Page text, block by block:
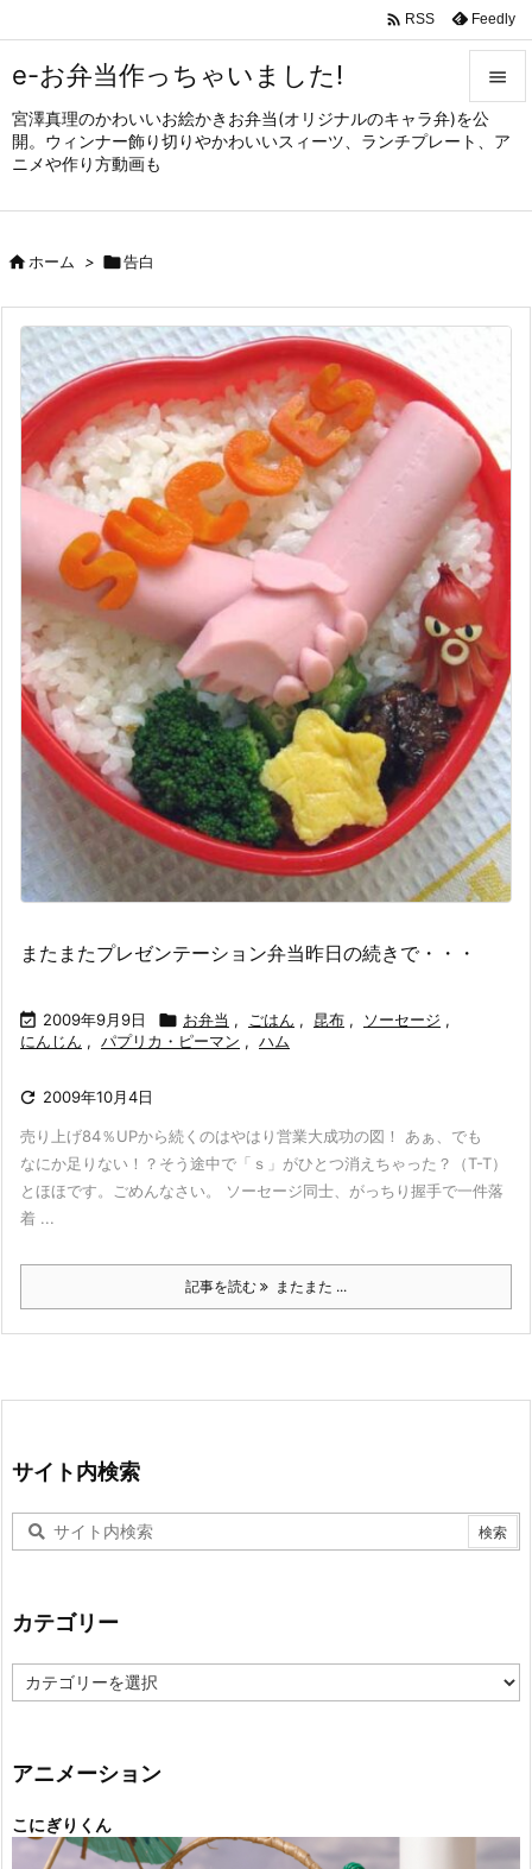
e-お弁当作っちゃいました!
宮澤真理のかわいいお絵かきお弁当(オリジナルのキャラ弁)を公
開。ウィンナー飾り切りやかわいいスィーツ、ランチプレート、ア
ニメや作り方動画も


メニュ
サイド

次へ
 RSS Feedly
ホーム > 告白
またまたプレゼンテーション弁当昨日の続きで・・・
 2009年9月9日  お弁当 , ごはん , 昆布 , ソーセージ ,
にんじん , パプリカ・ピーマン , ハム
 2009年10月4日
売り上げ84％UPから続くのはやはり営業大成功の図！ あぁ、でも
なにか足りない！？そう途中で「ｓ」がひとつ消えちゃった？（T-T）
とほほです。ごめんなさい。 ソーセージ同士、がっちり握手で一件落
着 ...
記事を読む またまた ...
サイト内検索
カテゴリー
テ
ー
アニメーション
こにぎりくん